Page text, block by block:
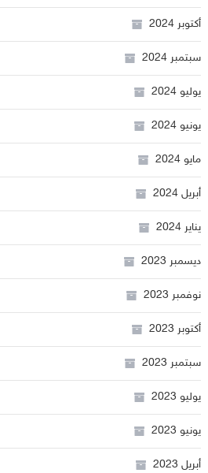
أكتوبر 2024
سبتمبر 2024
يوليو 2024
يونيو 2024
مايو 2024
أبريل 2024
يناير 2024
ديسمبر 2023
نوفمبر 2023
أكتوبر 2023
سبتمبر 2023
يوليو 2023
يونيو 2023
أبريل 2023